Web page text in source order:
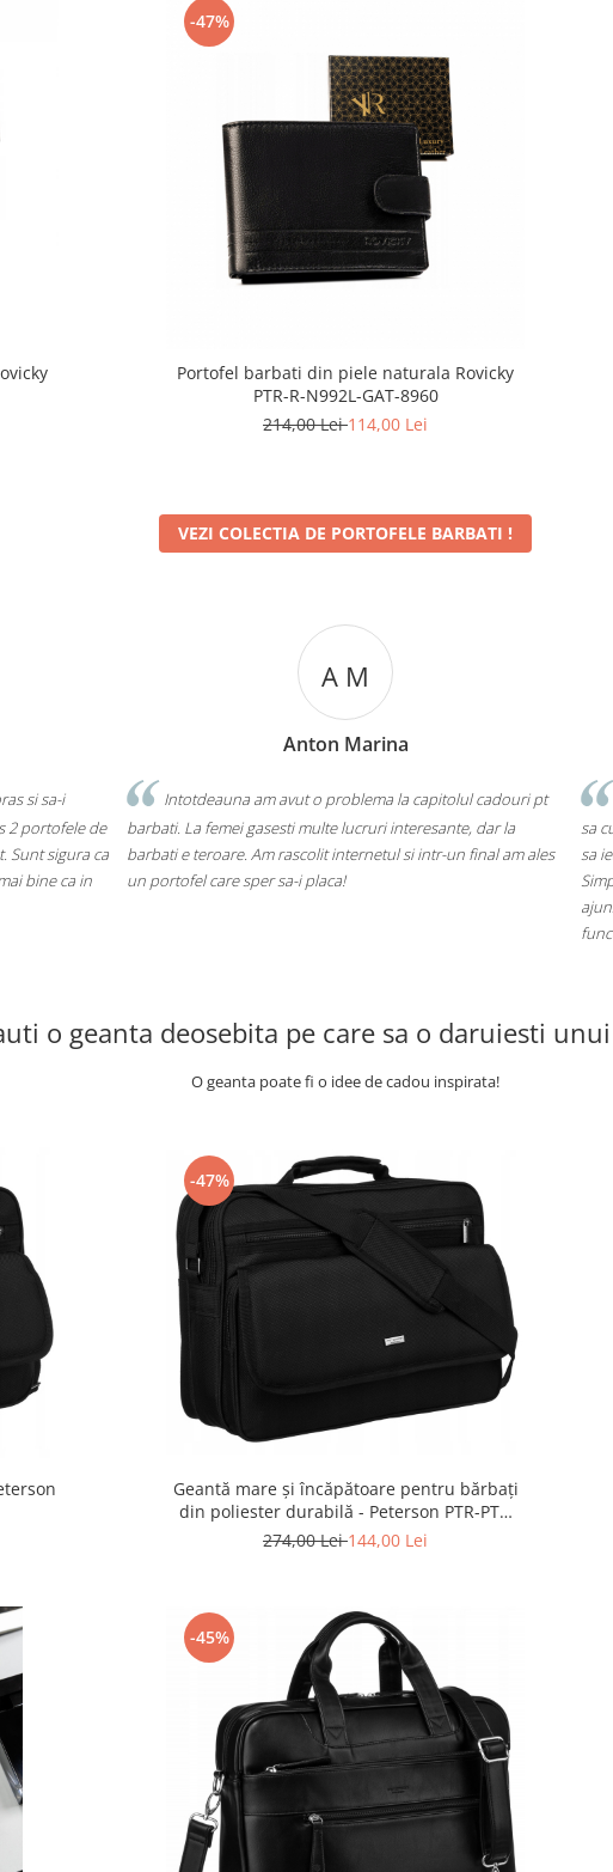
-47%
Portofel barbati din piele naturala Rovicky
PTR-R-N992L-GAT-8960
214,00 Lei114,00 Lei
VEZI COLECTIA DE PORTOFELE BARBATI !
de cadouri.
E destul
am vazut ca
de la voi,
N A
N Angela
La inceput ma gandeam sa merg cu el in oras si sa-i
cumpar ceva, dar nu mai era o surpriza. Am ales 2 portofele de
pe portofelultau unul casual si unul mai elegant. Sunt sigura ca
o sa-i placa. Cand le vezi in realizate arata mult mai bine ca in
un
o geanta deosebita pe care sa o daruiesti
O geanta poate fi o idee de cadou inspirata!
-47%
Geantă mare și încăpătoare pentru bărbați
din poliester durabilă - Peterson PTR-PTN
6528-5802 BL
274,00 Lei144,00 Lei
-45%